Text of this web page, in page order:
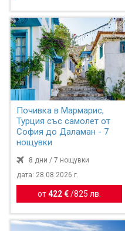
Почивка в Мармарис,
Турция със самолет от
София до Даламан - 7
нощувки
8 дни / 7 нощувки
дата: 28.08.2026 г.
от422 € /825 лв.